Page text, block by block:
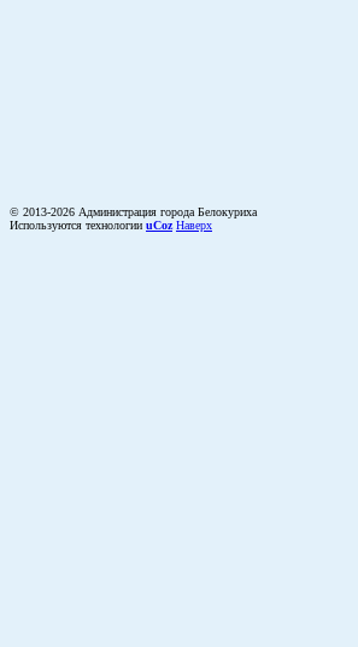
© 2013-2026 Администрация города Белокуриха
Используются технологии uCoz Наверх